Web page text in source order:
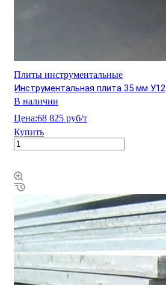
Плиты инструментальные
Инструментальная плита 35 мм У12
В наличии
Цена:68 825 руб/т
Купить